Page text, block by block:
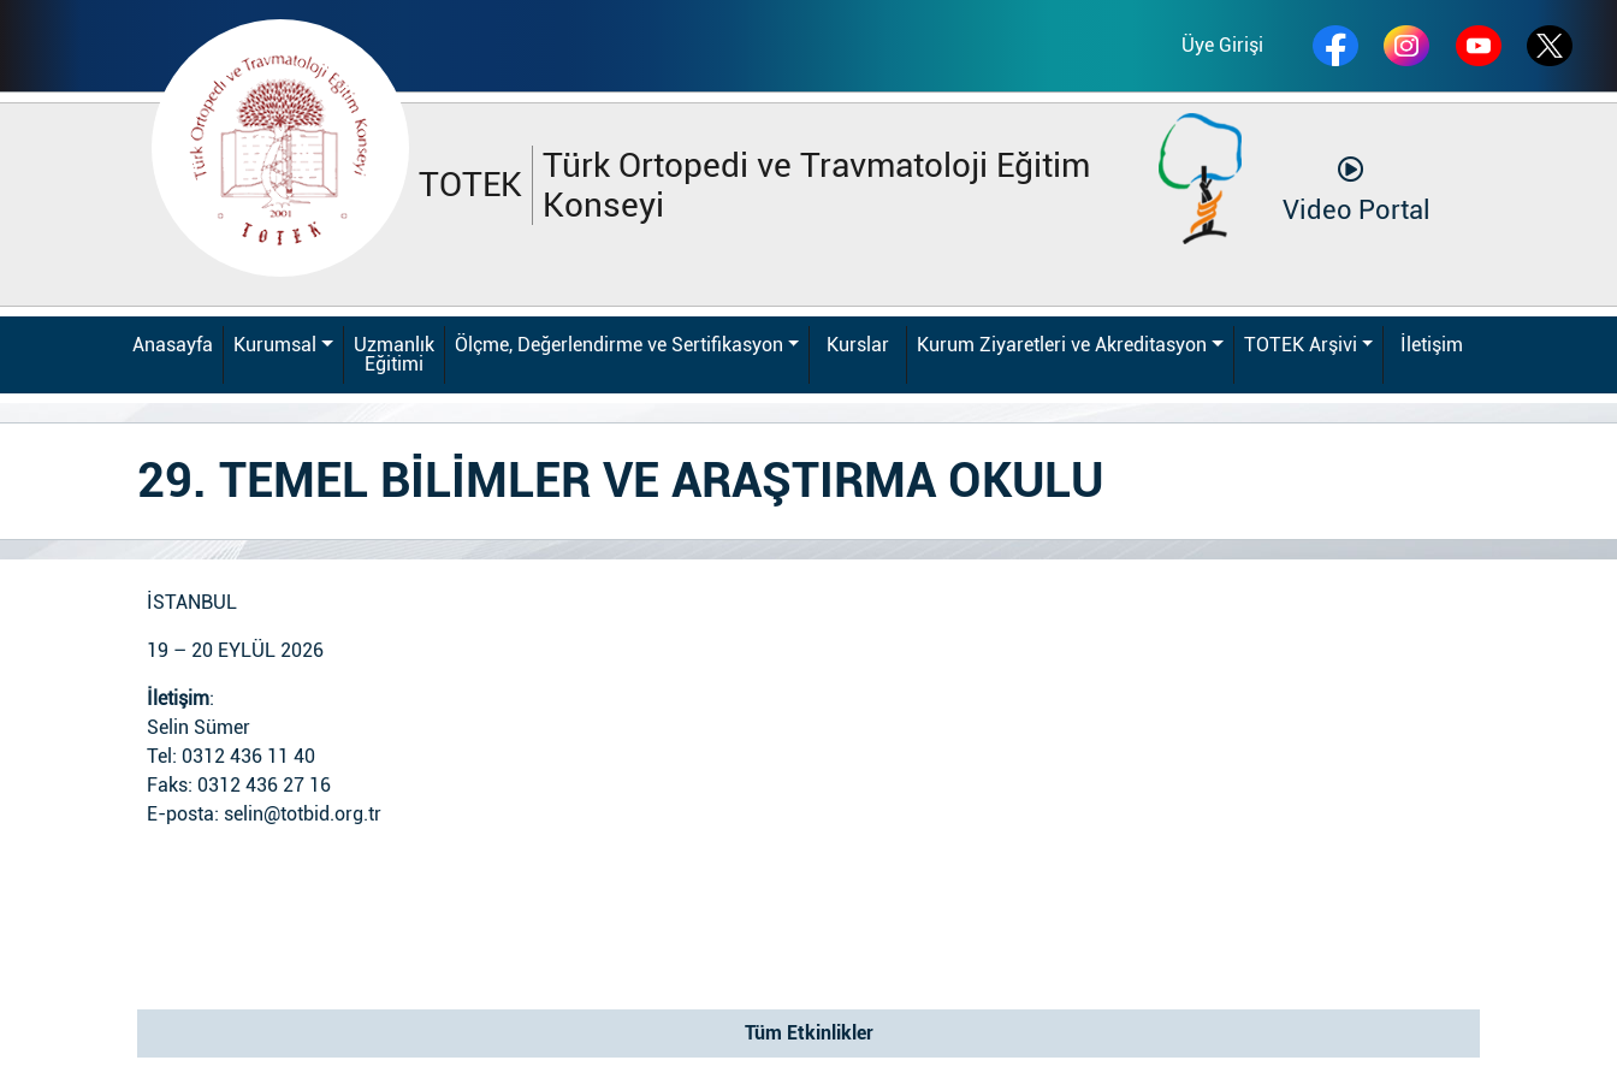
Üye Girişi
TOTEK Türk Ortopedi ve Travmatoloji Eğitim
Konseyi
Video Portal
Anasayfa Kurumsal
Uzmanlık
Eğitimi
Ölçme, Değerlendirme ve Sertifikasyon Kurslar Kurum Ziyaretleri ve Akreditasyon TOTEK Arşivi İletişim
29. TEMEL BİLİMLER VE ARAŞTIRMA OKULU
İSTANBUL
19 – 20 EYLÜL 2026
İletişim:
Selin Sümer
Tel: 0312 436 11 40
Faks: 0312 436 27 16
E-posta: selin@totbid.org.tr
Tüm Etkinlikler